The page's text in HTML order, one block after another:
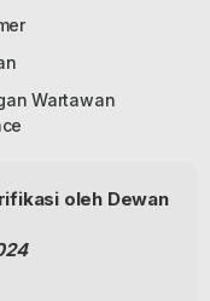
Wartawan
oleh Dewan